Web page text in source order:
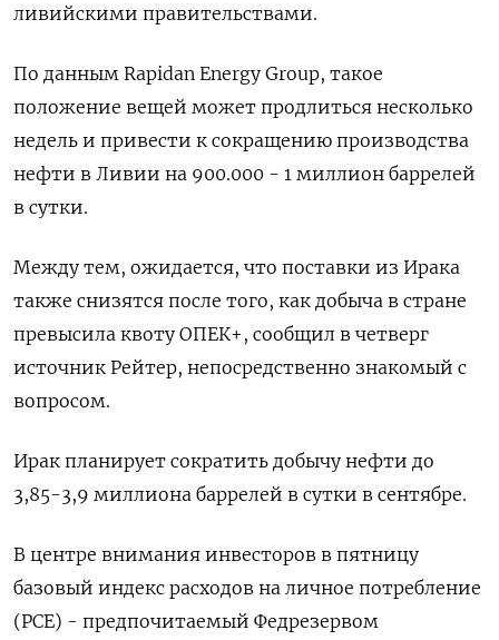
ливийскими правительствами.
По данным Rapidan Energy Group, такое
положение вещей может продлиться несколько
недель и привести к сокращению производства
нефти в Ливии на 900.000 - 1 миллион баррелей
в сутки.
Между тем, ожидается, что поставки из Ирака
также снизятся после того, как добыча в стране
превысила квоту ОПЕК+, сообщил в четверг
источник Рейтер, непосредственно знакомый с
вопросом.
Ирак планирует сократить добычу нефти до
3,85-3,9 миллиона баррелей в сутки в сентябре.
В центре внимания инвесторов в пятницу
базовый индекс расходов на личное потребление
(PCE) - предпочитаемый Федрезервом